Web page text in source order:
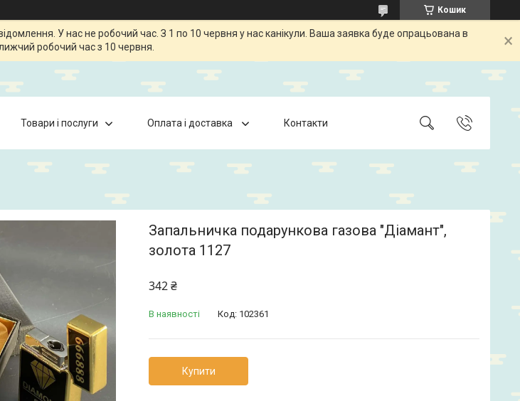
Кошик
У нас не робочий час. З 1 по 10 червня у нас канікули. Ваша заявка буде опрацьована в
робочий час з 10 червня.
Товари і послуги Оплата і доставка Контакти
Запальничка подарункова газова "Діамант",
золота 1127
342 ₴
В наявності Код: 102361
Купити